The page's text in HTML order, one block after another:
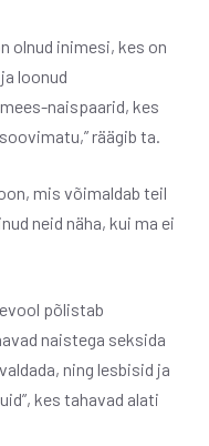
olnud inimesi, kes on
loonud
naispaarid, kes
räägib ta.
mis võimaldab teil
neid näha, kui ma ei
põlistab
naistega seksida
ning lesbisid ja
kes tahavad alati